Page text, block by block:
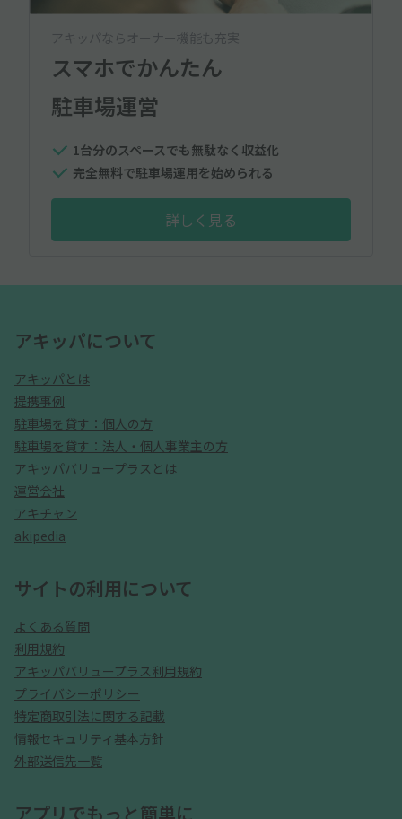
アキッパならオーナー機能も充実
スマホでかんたん
駐車場運営
1台分のスペースでも無駄なく収益化
完全無料で駐車場運用を始められる
詳しく見る
アキッパについて
アキッパとは
提携事例
駐車場を貸す：個人の方
駐車場を貸す：法人・個人事業主の方
アキッパバリュープラスとは
運営会社
アキチャン
akipedia
サイトの利用について
よくある質問
利用規約
アキッパバリュープラス利用規約
プライバシーポリシー
特定商取引法に関する記載
情報セキュリティ基本方針
外部送信先一覧
アプリでもっと簡単に